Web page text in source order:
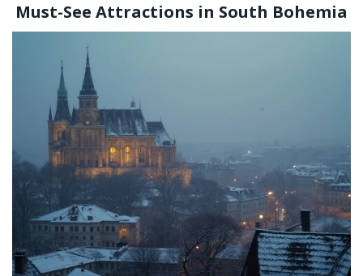
Must-See Attractions in South Bohemia